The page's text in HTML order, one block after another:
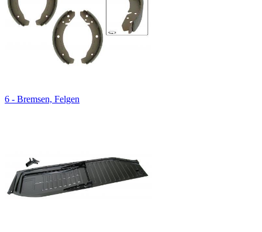
6 - Bremsen, Felgen